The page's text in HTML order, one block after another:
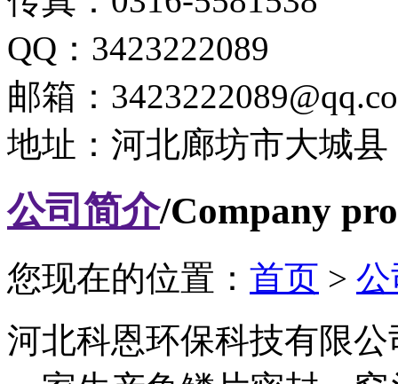
QQ：3423222089
邮箱：
地址：河北廊坊市大城县
公司简介/Company
您现在的位置： 首页 >
河北科恩环保科技有限